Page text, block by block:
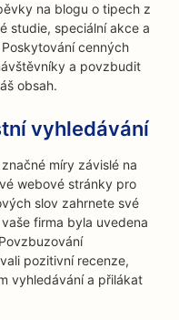
na blogu o tipech z
studie, speciální akce a
cenných
a povzbudit
obsah.
vyhledávání
míry závislé na
webové stránky pro
slov zahrnete své
firma byla uvedena
pozitivní recenze,
vyhledávání a přilákat